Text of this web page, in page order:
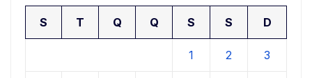
S T Q Q S S D
1 2 3